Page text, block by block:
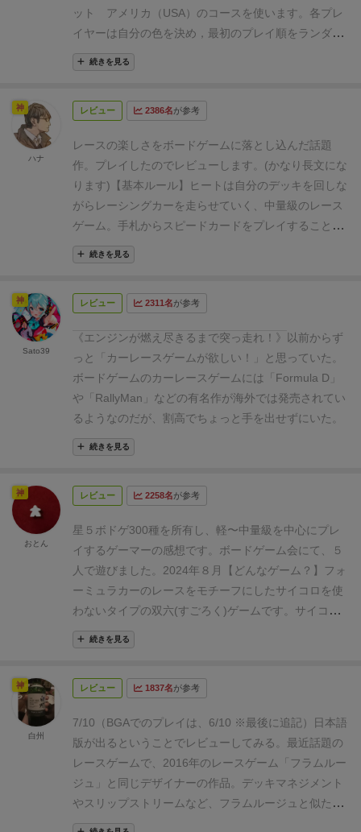
ット
アメリカ（USA）のコースを使います。各プレ
イヤーは自分の色を決め，最初のプレイ順をランダム
に決めます。プレイヤーは自分の色のプレイヤーマッ
トと車とギア駒を受け取ります。スタートラインのす
す。プレイヤーマットの右にあるギアチェンジのマス
ド
カードは４種類あります。プレイヤーは次のカー
ドを受け取ります。あとで説明します。 ① 自分
の色のスピードカード（１～４の数字各３枚計12
枚） ② 自分の色の初期改良カード（０と５とヒ
ートカード（赤いカード）各1枚計３枚） ③ ス
トレスカード（＋のアイコン）３枚
ードの脇に表向きに置いておきます。共通のストック
です。■３ はじめに車のレースを行います。スタ
ートラインの後ろから出発してフィニッシュライン
（スタートラインと同じ）を通過するとゲーム終了で
す。全員がゴールするまで続けます。
車を進めるの
にはカードを手札として持ってそこから数字のカード
を何枚か出して出した数字の合計分だけ進めます。
コーナーではスピードを落とさなければいけません。
（ボードの説明）
ます。２周と時計回りということがボードのUSAの下
す。その右の４はコーナーの数です。その下にある赤
の６は赤いヒートカードを６枚持つこと．黄と黒の斜
線で３と書いてあるのは＋のアイコンのストレスカー
ドを３枚持つことを表しています。 ■５ ターンとラ
ウンド・1人のプレイヤー１回の手番をターンと言
います。全員が１回ずつターンを行ったら１ラウンド
（ターンの順番）は，前のラウンドで車が最も先に進
んでいたプレイヤーの順です。
手札からカードを出してその数だけ車を進めま
す。 ・コースは２車線で２車線の外側と内側に白
い線が引いてあります。そのうちの太い方の線をレー
スラインと言います。
・車は１つのマスからまっす
ぐ前または斜め前のマスに進みます。止まったときレ
続きを見る
レビュー 2386名が参考
レースの楽しさをボードゲームに落とし込んだ話題
作。プレイしたのでレビューします。(かなり長文にな
ります) 【基本ルール】
ヒートは自分のデッキを回しな
がらレーシングカーを走らせていく、中量級のレース
ゲーム。手札からスピードカードをプレイすることで
車が進みます。例えば「2、3、3」の3枚のスピードカ
ードをプレイすれば8マス前進。分かりやすいです。
速なら1枚、4速なら4枚、手札からカードを出しま
くのマスを)走るのですが、コースの各コーナーには制
限速度が設けられているため、コーナーではきっちり
ギアを下げて減速しないとペナルティを受けてしまい
ます。逆にコーナーでギアを下げすぎると、コーナー
クリア後の直線で十分な加速ができず出遅れてしまい
ます。加速、減速のバランスを常に注意して、ギアシ
なければいけないゲームです。
フトや急加速、コーナーで速度超過などをするとエン
ジンに負荷がかかり「ヒートカード」という邪魔カー
ド(ドミニオンでいう呪いのようなカード)をデッキに
追加しなければならなくなります。デッキにヒートカ
ードが溜まっていくと、どんどん手札を圧迫して選択
肢が狭まり、うまくスピードコントロールができなく
なってしまいます(ギアを下げるなどしてエンジンを冷
ますと、ヒートカードを取り除くことができます)。で
運転すれば良いかというと、それだけではなかなか勝
ります。自分の順位や手札、ヒートカードの状況、今
何周目か等、総合的に考えてギリギリを攻める、まさ
にレースのような駆け引きを楽しむことができます。
他にも良い点として、
・下位プレイヤーに強化が入る
仕組みや、後続車が先行車を追い抜きやすい「スリッ
続きを見る
神
ハナ
レビュー 2311名が参考
《エンジンが燃え尽きるまで突っ走れ！》
以前からず
っと「 カーレースゲームが欲しい！
」と思っていた。
ボードゲームのカーレースゲームには「 Formula D 」
や「 RallyMan 」などの有名作が海外では発売されてい
るようなのだが、割高でちょっと手を出せずにいた。
そんな中、日本語版のカーレースゲームがホビージャ
パンさんから発売になったので早速購入し、非常に面
ート」の箱絵。数台のレーシングカーが躍動感あるタ
シングカーの形態が明らかに古い。「 いったい、いつ
の時代やねん！
」 という素朴な疑問が沸き起こったの
で、ちょっと調べてみた。
ちなみに補足しておくと、
ルールブックのどこにもこのゲームがF1だとは書いて
いない。おそらくF1にすると版権の問題があるためだ
と思われるが、そんな大人の事情はさておき、レーシ
非常に有用だと思われるので、F1の歴史について調べ
てみた。【F1世界選手権初期の歴史とレーシングカー
の変遷】1900年初頭からヨーロッパ各地で4輪レーシ
ングカーによる「 Grand Prix（グランプリ）」と呼ば
れる国際レースが開催されるようになった。世界大戦
時には中断を余儀なくされたようだが、終戦後に国際
自動車連盟（FIA）はエンジン排気量「自然吸気式
4,500cc、過給式1,500cc」の車両を単座席レーシング
続きを見る
神
Sato39
レビュー 2258名が参考
星５ ボドゲ300種を所有し、軽〜中量級を中心にプレ
イするゲーマーの感想です。ボードゲーム会にて、５
人で遊びました。2024年８月
【どんなゲーム？】
フォ
ーミュラカーのレースをモチーフにしたサイコロを使
わないタイプの双六(すごろく)ゲームです。 サイコロ
の代わりにカードデッキを使ってスピード(進むマス
数)をコントロールしてゴールを目指します。
になりますね。)【感想】
性諸氏に刺さるアートワーク。ただ個人的にはカーレ
ースそのものではなく、メカニックの方が好物。ゲー
ム開始時には、選択ルールでデッキのカスタマイズが
可能です。特殊効果のあるカードを自分のデッキに入
れる事で、それぞれのプレイヤーの固有のデッキで遊
続きを見る
神
おとん
レビュー 1837名が参考
7/10（BGAでのプレイは、6/10 ※最後に追記）
日本語
版が出るということでレビューしてみる。 最近話題の
レースゲームで、2016年のレースゲーム「フラムルー
ジュ」と同じデザイナーの作品。 デッキマネジメント
やスリップストリームなど、フラムルージュと似たシ
ステムは多いが、フラムルージュを経てからの進化版
神
白州